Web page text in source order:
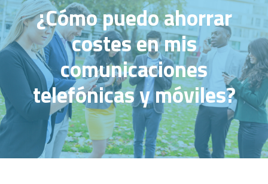
¿Cómo puedo ahorrar
costes en mis
comunicaciones
telefónicas y móviles?